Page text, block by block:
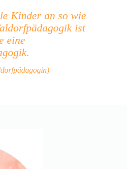
Kinder an so wie
ist
eine